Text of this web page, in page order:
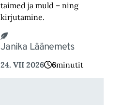
taimed ja muld – ning
kirjutamine.
Janika Läänemets
24. VII 2026 6minutit